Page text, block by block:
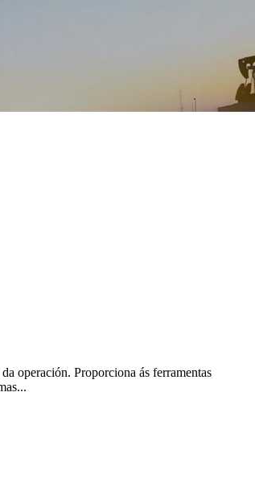
operación. Proporciona ás ferramentas